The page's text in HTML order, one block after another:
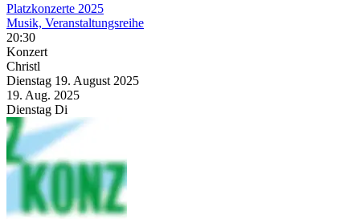
Platzkonzerte 2025
Musik, Veranstaltungsreihe
20:30
Konzert
Christl
Dienstag 19. August 2025
19. Aug. 2025
Dienstag Di